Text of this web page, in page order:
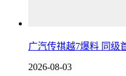
广汽传祺越7爆料 同级
2026-08-03